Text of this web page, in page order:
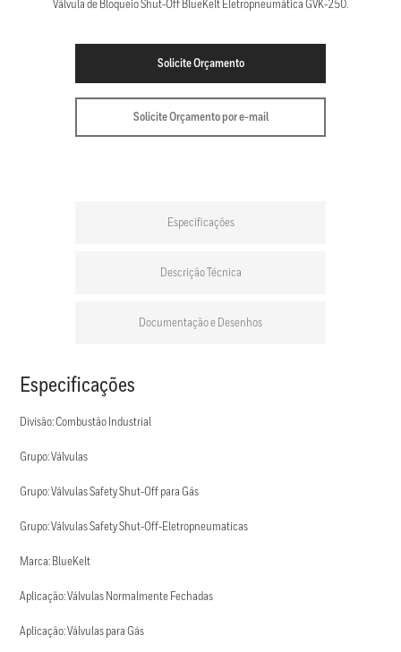
Válvula de Bloqueio Shut-Off BlueKelt Eletropneumática GVK-250.
Solicite Orçamento
Solicite Orçamento por e-mail
Especificações
Descrição Técnica
Documentação e Desenhos
Especificações
Divisão: Combustão Industrial
Grupo: Válvulas
Grupo: Válvulas Safety Shut-Off para Gás
Grupo: Válvulas Safety Shut-Off-Eletropneumaticas
Marca: BlueKelt
Aplicação: Válvulas Normalmente Fechadas
Aplicação: Válvulas para Gás